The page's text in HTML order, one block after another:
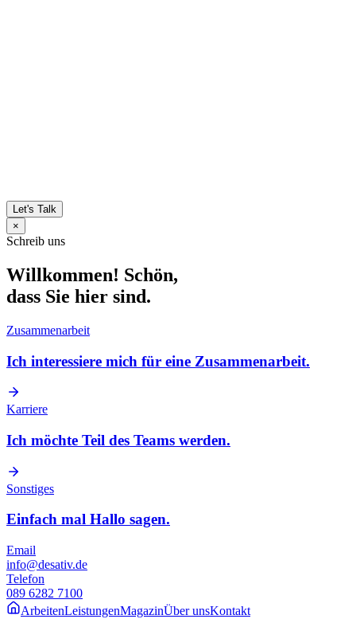
Let's Talk
×
Schreib uns
Willkommen! Schön,
dass Sie hier sind.
Zusammenarbeit
Ich interessiere mich für eine Zusammenarbeit.
Karriere
Ich möchte Teil des Teams werden.
Sonstiges
Einfach mal Hallo sagen.
Email
info@desativ.de
Telefon
089 6282 7100
ArbeitenLeistungenMagazinÜber unsKontakt